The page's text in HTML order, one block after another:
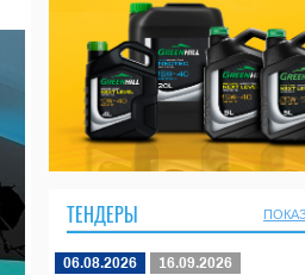
ТЕНДЕРЫ
06.08.2026 16.09.2026